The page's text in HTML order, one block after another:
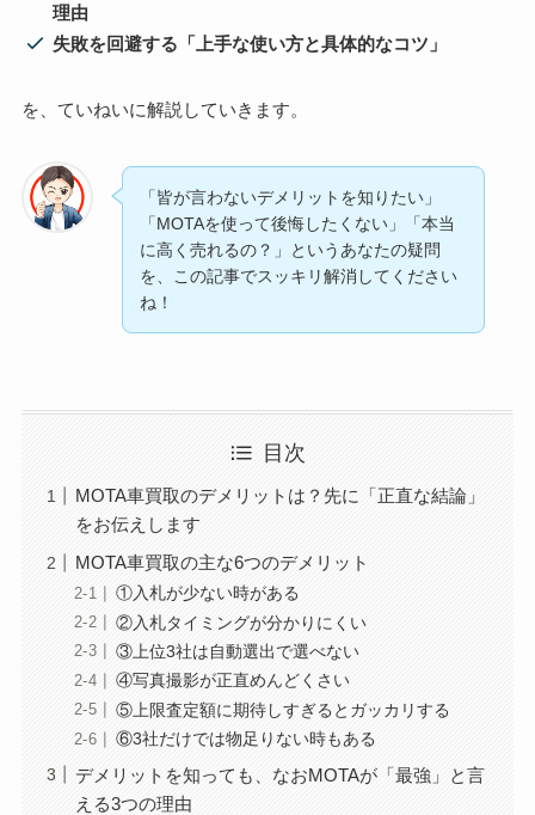
理由
失敗を回避する「上手な使い方と具体的なコツ」
を、ていねいに解説していきます。
「皆が言わないデメリットを知りたい」
「MOTAを使って後悔したくない」「本当
に高く売れるの？」というあなたの疑問
を、この記事でスッキリ解消してください
ね！
目次
MOTA車買取のデメリットは？先に「正直な結論」
をお伝えします
MOTA車買取の主な6つのデメリット
①入札が少ない時がある
②入札タイミングが分かりにくい
③上位3社は自動選出で選べない
④写真撮影が正直めんどくさい
⑤上限査定額に期待しすぎるとガッカリする
⑥3社だけでは物足りない時もある
デメリットを知っても、なおMOTAが「最強」と言
える3つの理由